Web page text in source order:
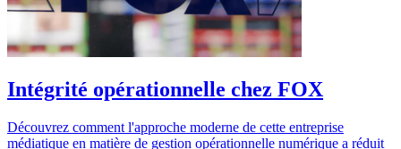
Intégrité opérationnelle chez FOX
Découvrez comment l'approche moderne de cette entreprise
médiatique en matière de gestion opérationnelle numérique a réduit